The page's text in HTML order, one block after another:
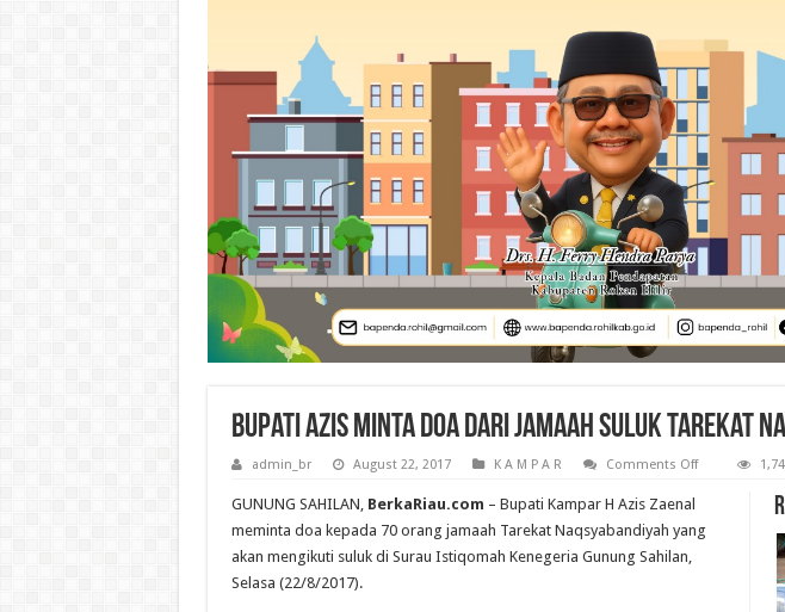
Bupati Azis Minta Doa dari Jamaah Suluk Tarekat
admin_br August 22, 2017 K A M P A R Comments Offon
Doa
dari
GUNUNG SAHILAN, BerkaRiau.com – Bupati Kampar H Azis Zaenal
meminta doa kepada 70 orang jamaah Tarekat Naqsyabandiyah yang
akan mengikuti suluk di Surau Istiqomah Kenegeria Gunung Sahilan,
Selasa (22/8/2017).